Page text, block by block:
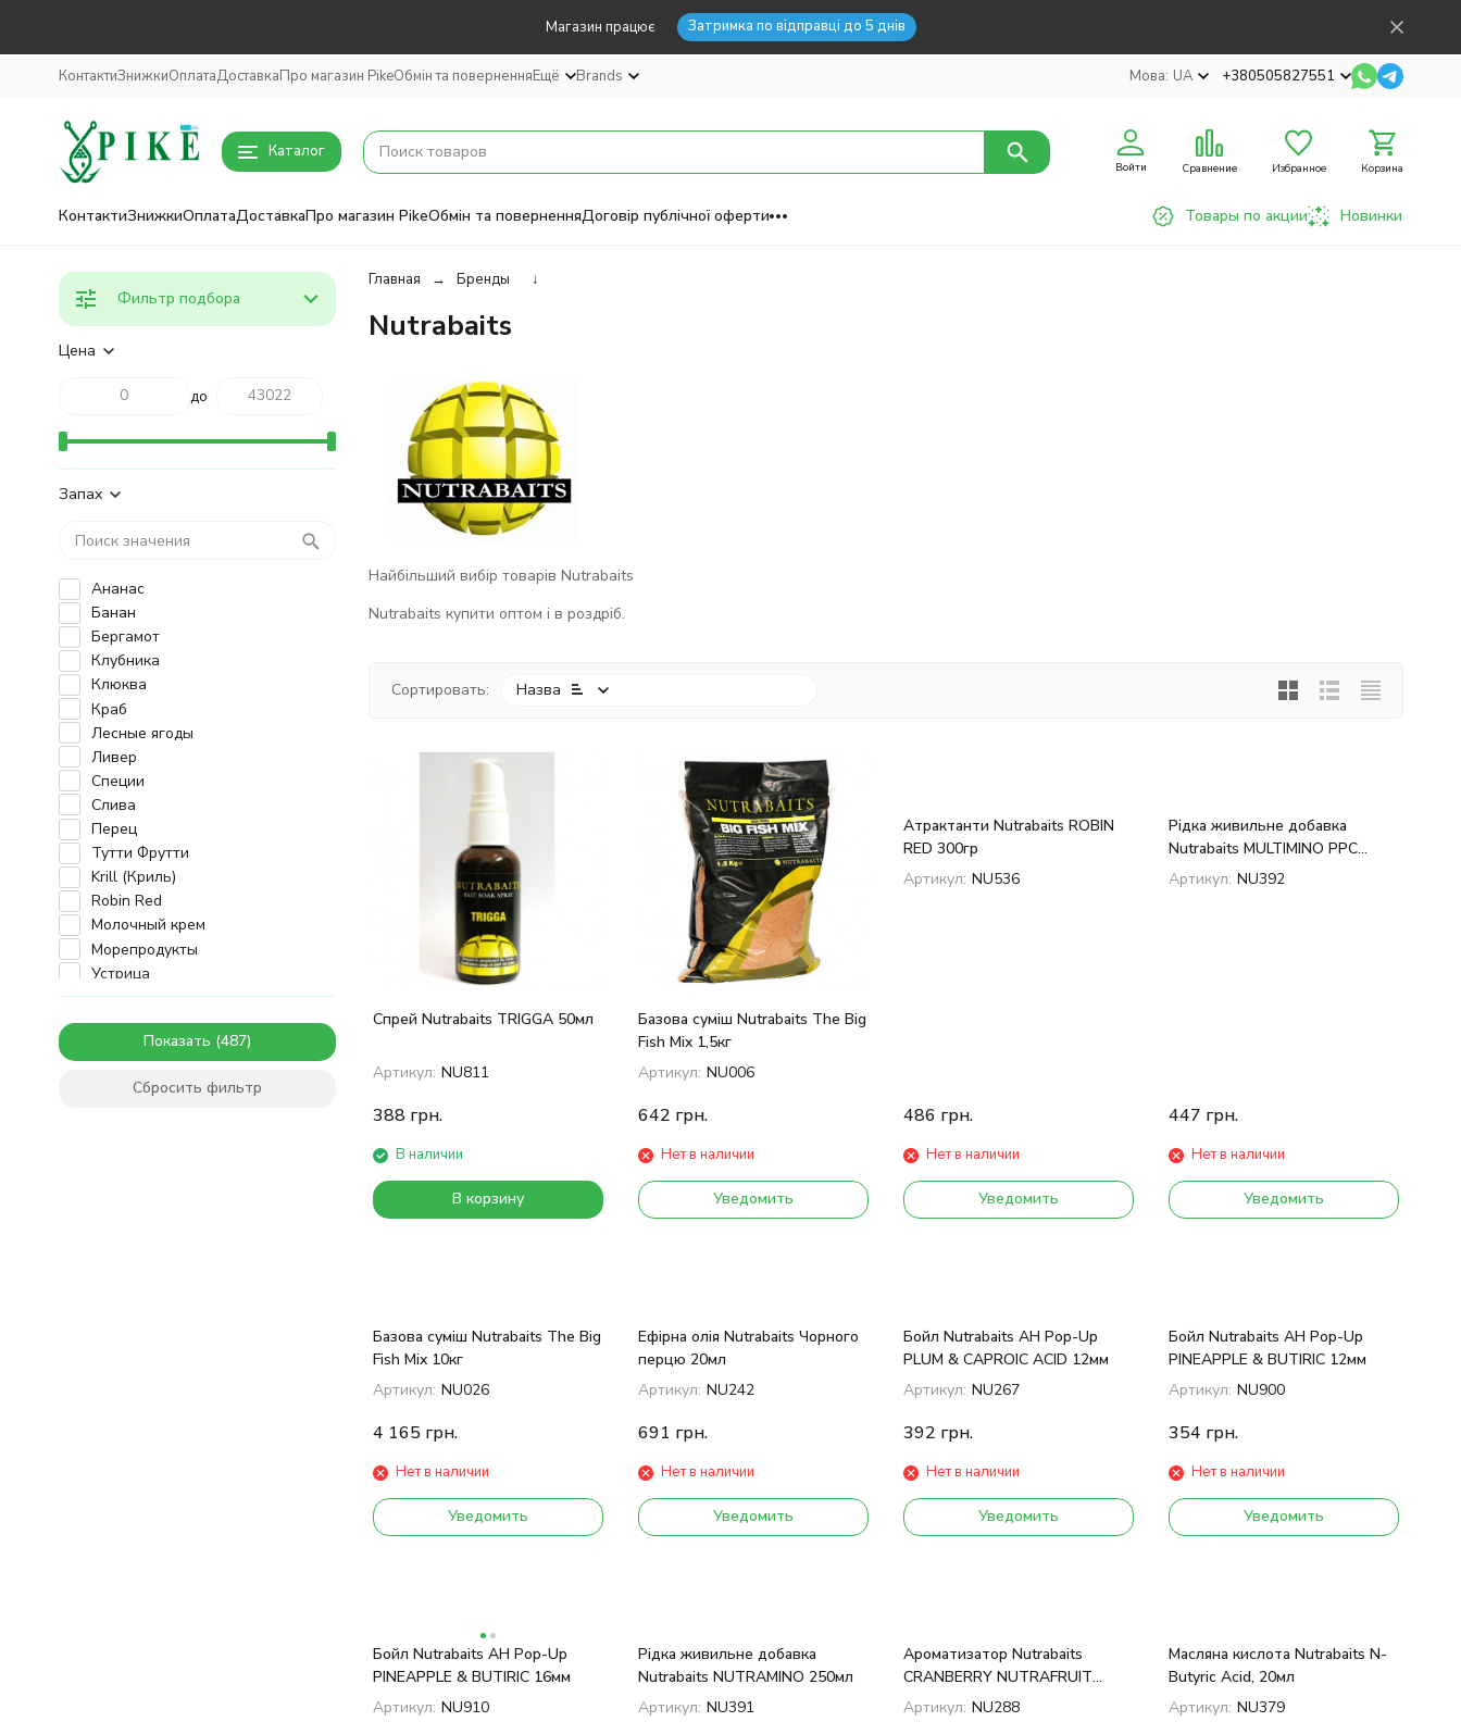
Магазин працює Затримка по відправці до 5 днів
КонтактиЗнижкиОплатаДоставкаПро магазин PikeОбмін та поверненняЕщё Brands Мова: UA +380505827551
Каталог
Войти Сравнение Избранное Корзина
КонтактиЗнижкиОплатаДоставкаПро магазин PikeОбмін та поверненняДоговір публічної оферти Товары по акции Новинки
Главная Бренды ↓
Nutrabaits
Найбільший вибір товарів Nutrabaits
Nutrabaits купити оптом і в роздріб.
Сортировать: Назва
Спрей Nutrabaits TRIGGA 50мл
Артикул: NU811
388 грн.
В наличии
В корзину
Базова суміш Nutrabaits The Big
Fish Mix 1,5кг
Артикул: NU006
642 грн.
Нет в наличии
Уведомить
Атрактанти Nutrabaits ROBIN
RED 300гр
Артикул: NU536
486 грн.
Нет в наличии
Уведомить
Рідка живильне добавка
Nutrabaits MULTIMINO PPC
250мл
Артикул: NU392
447 грн.
Нет в наличии
Уведомить
Базова суміш Nutrabaits The Big
Fish Mix 10кг
Артикул: NU026
4 165 грн.
Нет в наличии
Уведомить
Ефірна олія Nutrabaits Чорного
перцю 20мл
Артикул: NU242
691 грн.
Нет в наличии
Уведомить
Бойл Nutrabaits AH Pop-Up
PLUM & CAPROIC ACID 12мм
Артикул: NU267
392 грн.
Нет в наличии
Уведомить
Бойл Nutrabaits AH Pop-Up
PINEAPPLE & BUTIRIC 12мм
Артикул: NU900
354 грн.
Нет в наличии
Уведомить
Бойл Nutrabaits AH Pop-Up
PINEAPPLE & BUTIRIC 16мм
Артикул: NU910
Рідка живильне добавка
Nutrabaits NUTRAMINO 250мл
Артикул: NU391
Ароматизатор Nutrabaits
CRANBERRY NUTRAFRUIT
100мл
Артикул: NU288
Масляна кислота Nutrabaits N-
Butyric Acid, 20мл
Артикул: NU379
Фильтр подбора
Цена
до
Запах
Ананас
Банан
Бергамот
Клубника
Клюква
Краб
Лесные ягоды
Ливер
Специи
Слива
Перец
Тутти Фрутти
Krill (Криль)
Robin Red
Молочный крем
Морепродукты
Устрица
Капроновая кислота
Показать
Сбросить фильтр